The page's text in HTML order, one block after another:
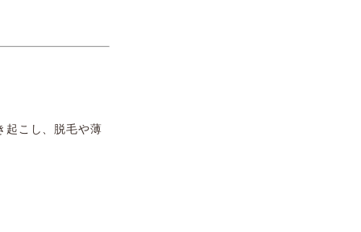
起こし、脱毛や薄